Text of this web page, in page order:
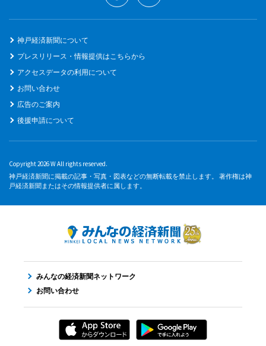
神戸経済新聞について
プレスリリース・情報提供はこちらから
アクセスデータの利用について
お問い合わせ
広告のご案内
後援申請について
Copyright 2026 W All rights reserved.
神戸経済新聞に掲載の記事・写真・図表などの無断転載を禁止します。 著作権は神
戸経済新聞またはその情報提供者に属します。
みんなの経済新聞ネットワーク
お問い合わせ